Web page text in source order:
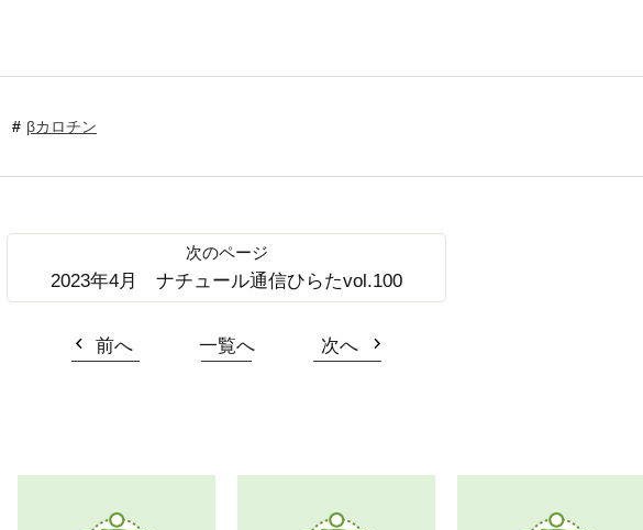
βカロチン
2023年4月 ナチュール通信ひらたvol.100
前へ 一覧へ 次へ